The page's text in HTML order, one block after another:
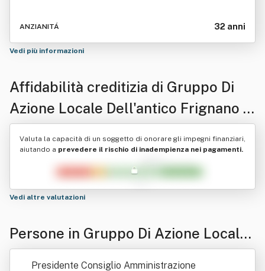
ANZIANITÁ 32 anni
Vedi più informazioni
Affidabilità creditizia di Gruppo Di
Azione Locale Dell'antico Frignano E
Dell'appennino Reggiano Società
Cooperativa Abbreviabile In G.a.l.
Antico Frignano E Appennino
Reggiano Soc. Coop.
Valuta la capacità di un soggetto di onorare gli impegni finanziari,
aiutando a prevedere il rischio di inadempienza nei pagamenti.
Vedi altre valutazioni
Persone in Gruppo Di Azione Locale
Dell'antico Frignano E Dell'appennin
Presidente Consiglio Amministrazione